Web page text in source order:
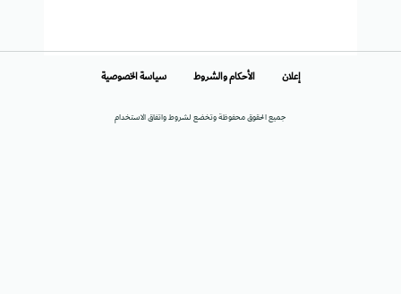
جميع الحقوق محفوظة وتخضع لشروط واتفاق الاستخدام
إعلان الأحكام والشروط سياسة الخصوصية